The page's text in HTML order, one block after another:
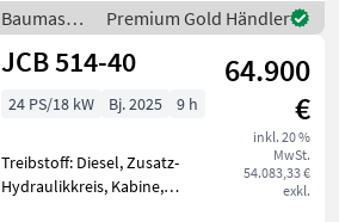
Geräteverriegelung,
Ausschub >Neue Reifen
500/70R24 Vredestein
>Neue Felgen >Neue
Baumaschinen
/ JCB
Premium Gold Händler
JCB 514-40
64.900
€
inkl. 20 %
MwSt.
54.083,33 €
exkl.
24 PS/18 kW Bj. 2025 9 h
Treibstoff: Diesel, Zusatz-
Hydraulikkreis, Kabine,